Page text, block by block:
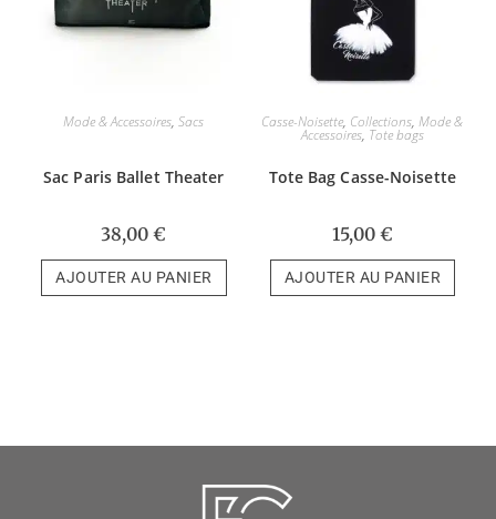
Mode & Accessoires,Sacs
Sac Paris Ballet Theater
38,00€
AJOUTER AU PANIER
Casse-Noisette, Collections,Mode &
Accessoires, Tote bags
Tote Bag Casse-Noisette
15,00 €
AJOUTER AU PANIER